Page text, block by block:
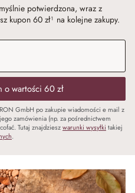
potwierdzona, wraz z
kupon 60 zł¹ na kolejne zakupy.
wartości 60 zł
GmbH po zakupie wiadomości e mail z
zamówienia (np. za pośrednictwem
Tutaj znajdzieszwarunki wysyłki takiej
.